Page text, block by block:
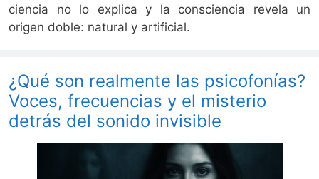
ciencia no lo explica y la consciencia revela un
origen doble: natural y artificial.
¿Qué son realmente las psicofonías?
Voces, frecuencias y el misterio
detrás del sonido invisible